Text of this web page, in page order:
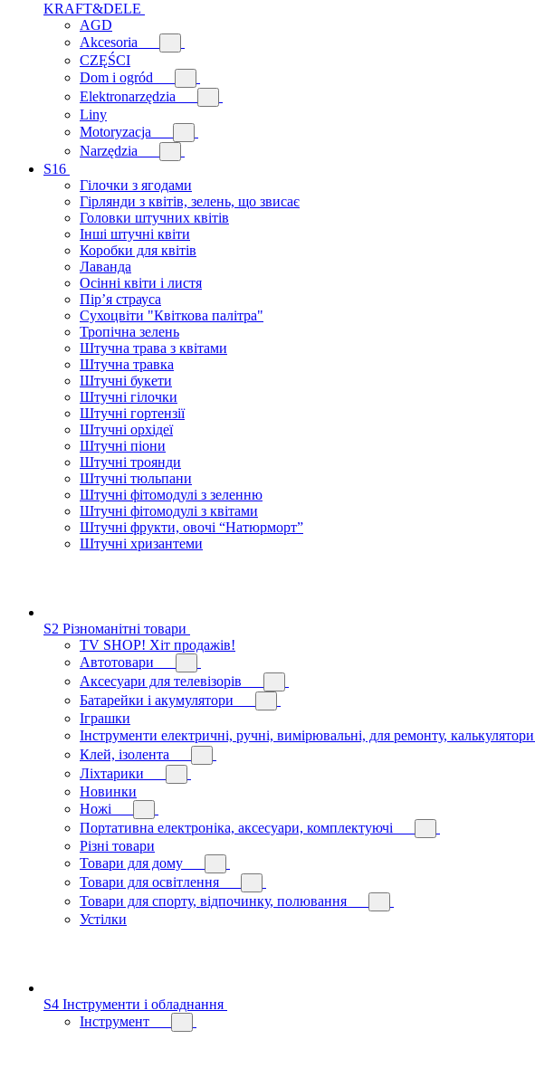
KRAFT&DELE
AGD
Akcesoria
CZĘŚCI
Dom i ogród
Elektronarzędzia
Liny
Motoryzacja
Narzędzia
S16
Гілочки з ягодами
Гірлянди з квітів, зелень, що звисає
Головки штучних квітів
Інші штучні квіти
Коробки для квітів
Лаванда
Осінні квіти і листя
Пір’я страуса
Сухоцвіти "Квіткова палітра"
Тропічна зелень
Штучна трава з квітами
Штучна травка
Штучні букети
Штучні гілочки
Штучні гортензії
Штучні орхідеї
Штучні піони
Штучні троянди
Штучні тюльпани
Штучні фітомодулі з зеленню
Штучні фітомодулі з квітами
Штучні фрукти, овочі “Натюрморт”
Штучні хризантеми
S2 Різноманітні товари
TV SHOP! Хіт продажів!
Автотовари
Аксесуари для телевізорів
Батарейки і акумулятори
Іграшки
Інструменти електричні, ручні, вимірювальні, для ремонту, калькулятори
Клей, ізолента
Ліхтарики
Новинки
Ножі
Портативна електроніка, аксесуари, комплектуючі
Різні товари
Товари для дому
Товари для освітлення
Товари для спорту, відпочинку, полювання
Устілки
S4 Інструменти і обладнання
Інструмент